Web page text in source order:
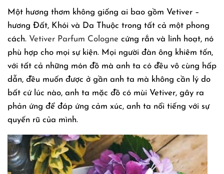
Một hương thơm không giống ai bao gồm Vetiver –
hương Đất, Khói và Da Thuộc trong tất cả một phong
cách. Vetiver Parfum Cologne cứng rắn và linh hoạt, nó
phù hợp cho mọi sự kiện. Mọi người đàn ông khiêm tốn,
với tất cả những món đồ mà anh ta có đều vô cùng hấp
dẫn, đều muốn được ở gần anh ta mà không cần lý do
bất cứ lúc nào, anh ta mặc đồ có mùi Vetiver, gây ra
phản ứng để đáp ứng cảm xúc, anh ta nổi tiếng với sự
quyến rũ của mình.